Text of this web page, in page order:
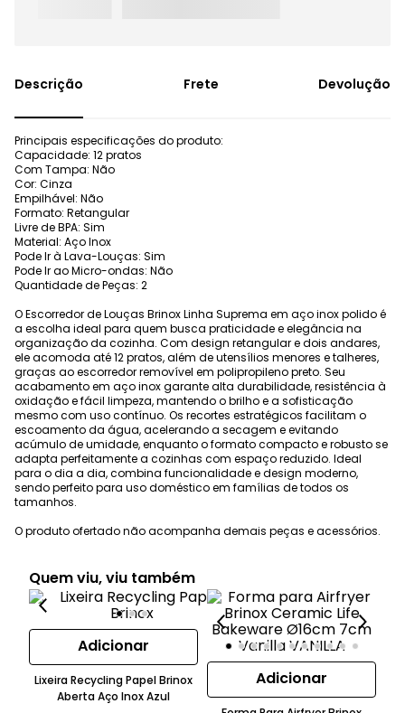
Frete Devolução
Principais especificações do produto:
Capacidade: 12 pratos
Com Tampa: Não
Cor: Cinza
Empilhável: Não
Formato: Retangular
Livre de BPA: Sim
Material: Aço Inox
Pode Ir à Lava-Louças: Sim
Pode Ir ao Micro-ondas: Não
Quantidade de Peças: 2
O Escorredor de Louças Brinox Linha Suprema em aço inox polido é
a escolha ideal para quem busca praticidade e elegância na
organização da cozinha. Com design retangular e dois andares,
ele acomoda até 12 pratos, além de utensílios menores e talheres,
graças ao escorredor removível em polipropileno preto. Seu
acabamento em aço inox garante alta durabilidade, resistência à
oxidação e fácil limpeza, mantendo o brilho e a sofisticação
mesmo com uso contínuo. Os recortes estratégicos facilitam o
escoamento da água, acelerando a secagem e evitando
acúmulo de umidade, enquanto o formato compacto e robusto se
adapta perfeitamente a cozinhas com espaço reduzido. Ideal
para o dia a dia, combina funcionalidade e design moderno,
sendo perfeito para uso doméstico em famílias de todos os
tamanhos.
O produto ofertado não acompanha demais peças e acessórios.
Quem viu, viu também
Adicionar
Lixeira Recycling Papel Brinox
Aberta Aço Inox Azul
Adicionar